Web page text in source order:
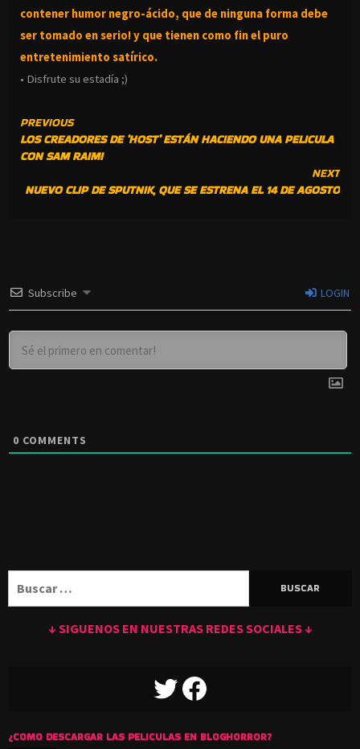
contener humor negro-ácido, que de ninguna forma debe
ser tomado en serio! y que tienen como fin el puro
entretenimiento satírico.
• Disfrute su estadía ;)
CONTINUE
READING
PREVIOUS
LOS CREADORES DE ‘HOST’ ESTÁN HACIENDO UNA PELICULA
CON SAM RAIMI
NEXT
NUEVO CLIP DE SPUTNIK, QUE SE ESTRENA EL 14 DE AGOSTO
Subscribe LOGIN
0 COMMENTS
↓ SIGUENOS EN NUESTRAS REDES SOCIALES ↓
TWITTERFACEBOOK
¿COMO DESCARGAR LAS PELICULAS EN BLOGHORROR?